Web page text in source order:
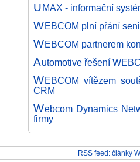
UMAX - informační
WEBCOM plní přání
WEBCOM partnerem
Automotive řešení
WEBCOM vítězem
CRM
Webcom Dynamics
firmy
RSS feed: články